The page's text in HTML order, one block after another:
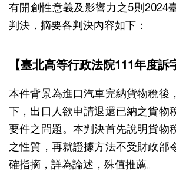
有開創性意義及影響力之5則2024
判決，摘要各判決內容如下：
【臺北高等行政法院111年度訴
本件背景為進口汽車完納貨物稅後
下，出口人欲申請退還已納之貨物
要件之問題。本判決首先說明貨物
之性質，再就證據方法不受財政部
確指摘，詳為論述，殊值推薦。